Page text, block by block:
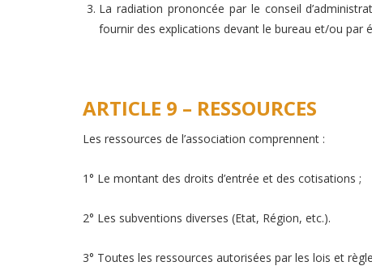
La radiation prononcée par le conseil
fournir des explications devant le bureau et/ou par
ARTICLE 9 – RESSOURCES
Les ressources de l’association comprennent :
1° Le montant des droits d’entrée et des cotisations ;
2° Les subventions diverses (Etat, Région, etc.).
3° Toutes les ressources autorisées par les lois et